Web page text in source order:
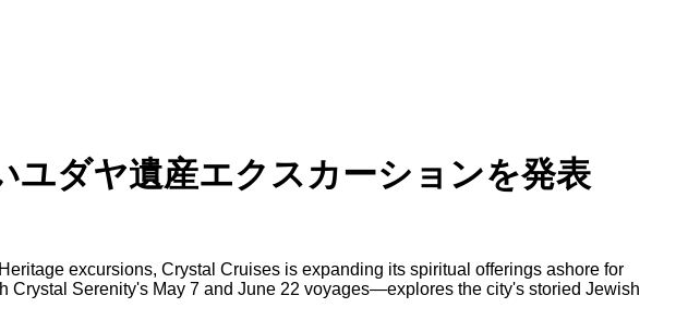
ダヤ遺産エクスカーションを発表
excursions, Crystal Cruises is expanding its spiritual offerings ashore for
Serenity's May 7 and June 22 voyages—explores the city's storied Jewish